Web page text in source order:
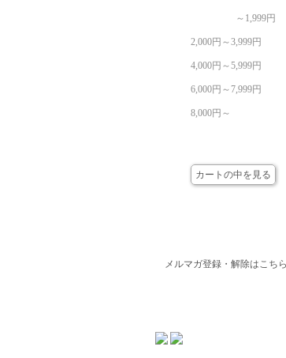
～1,999円
2,000円～3,999円
4,000円～5,999円
6,000円～7,999円
8,000円～
カートの中を見る
メルマガ登録・解除はこちら